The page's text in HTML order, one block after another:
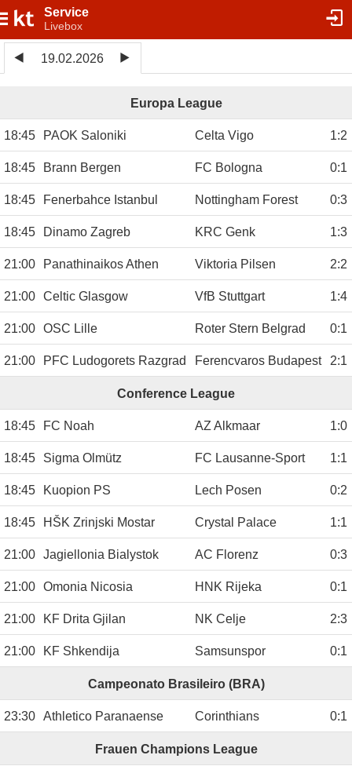
Service
Livebox
19.02.2026
Europa League
18:45 PAOK Saloniki Celta Vigo 1:2
18:45 Brann Bergen FC Bologna 0:1
18:45 Fenerbahce Istanbul Nottingham Forest 0:3
18:45 Dinamo Zagreb KRC Genk 1:3
21:00 Panathinaikos Athen Viktoria Pilsen 2:2
21:00 Celtic Glasgow VfB Stuttgart 1:4
21:00 OSC Lille Roter Stern Belgrad 0:1
21:00 PFC Ludogorets Razgrad Ferencvaros Budapest 2:1
Conference League
18:45 FC Noah AZ Alkmaar 1:0
18:45 Sigma Olmütz FC Lausanne-Sport 1:1
18:45 Kuopion PS Lech Posen 0:2
18:45 HŠK Zrinjski Mostar Crystal Palace 1:1
21:00 Jagiellonia Bialystok AC Florenz 0:3
21:00 Omonia Nicosia HNK Rijeka 0:1
21:00 KF Drita Gjilan NK Celje 2:3
21:00 KF Shkendija Samsunspor 0:1
Campeonato Brasileiro (BRA)
23:30 Athletico Paranaense Corinthians 0:1
Frauen Champions League